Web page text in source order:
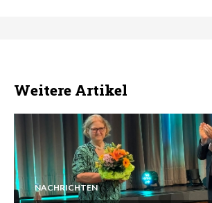
Weitere Artikel
NACHRICHTEN